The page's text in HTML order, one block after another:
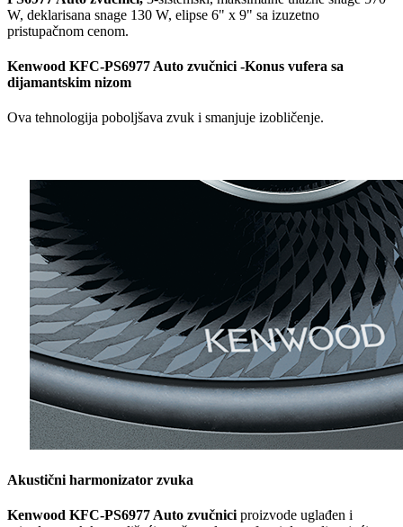
W, deklarisana snage 130 W, elipse 6" x 9" sa izuzetno
pristupačnom cenom.
Kenwood KFC-PS6977 Auto zvučnici -Konus vufera sa
dijamantskim nizom
Ova tehnologija poboljšava zvuk i smanjuje izobličenje.
Akustični harmonizator zvuka
Kenwood KFC-PS6977 Auto zvučnici proizvode uglađen i